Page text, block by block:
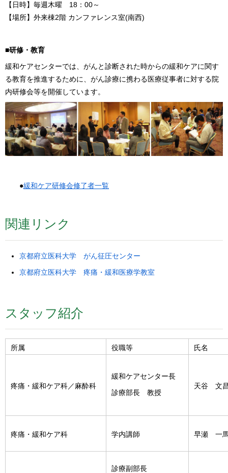
【日時】毎週木曜 18：00～
【場所】外来棟2階 カンファレンス室(南西)
■研修・教育
緩和ケアセンターでは、がんと診断された時からの緩和ケアに関す
る教育を推進するために、がん診療に携わる医療従事者に対する院
内研修会等を開催しています。
●緩和ケア研修会修了者一覧
関連リンク
京都府立医科大学 がん征圧センター
京都府立医科大学 疼痛・緩和医療学教室
スタッフ紹介
所属 役職等 氏名
疼痛・緩和ケア科／麻酔科
緩和ケアセンター長
診療部長 教授
天谷 文
疼痛・緩和ケア科 学内講師 早瀬 一
診療副部長